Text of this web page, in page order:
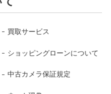
買取サービス
ショッピングローンについて
中古カメラ保証規定